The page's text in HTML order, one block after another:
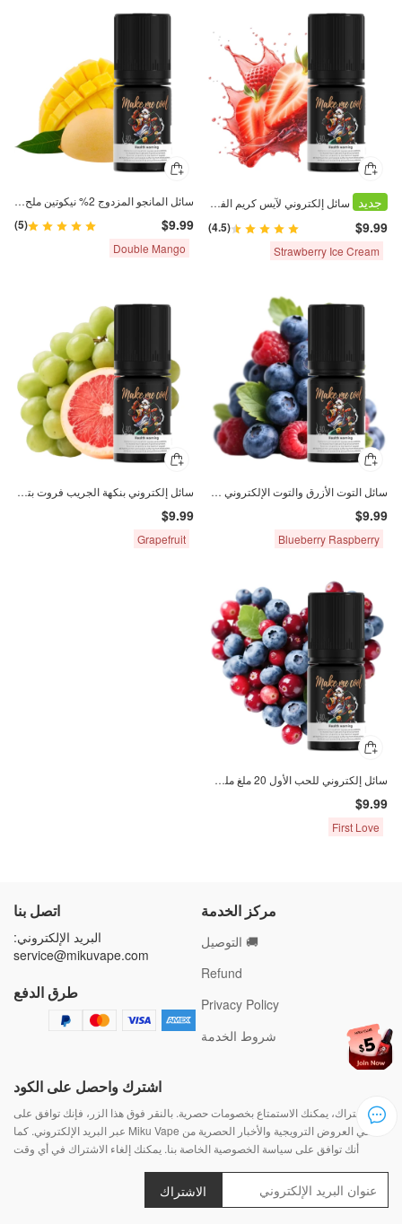
جديد سائل إلكتروني لآيس كريم الفراولة 2% نيكوتين مالح 30 مل
$9.99
(4.5)
Strawberry Ice Cream
سائل المانجو المزدوج 2% نيكوتين ملح 30 مل
$9.99
(5)
Double Mango
سائل التوت الأزرق والتوت الإلكتروني 2% ملح النيكوتين 30 مل
$9.99
Blueberry Raspberry
سائل إلكتروني بنكهة الجريب فروت بتركيز 20 ملغ نيكوتين ملح 30 مل
$9.99
Grapefruit
سائل إلكتروني للحب الأول 20 ملغ ملح النيكوتين 30 مل
$9.99
First Love
مركز الخدمة
🚚 التوصيل
Refund
Privacy Policy
شروط الخدمة
اتصل بنا
البريد الإلكتروني:
service@mikuvape.com
طرق الدفع
اشترك واحصل على الكود
بالاشتراك، يمكنك الاستمتاع بخصومات حصرية. بالنقر فوق هذا الزر، فإنك توافق على
تلقي العروض الترويجية والأخبار الحصرية من Miku Vape عبر البريد الإلكتروني. كما
أنك توافق على سياسة الخصوصية الخاصة بنا. يمكنك إلغاء الاشتراك في أي وقت
الاشتراك